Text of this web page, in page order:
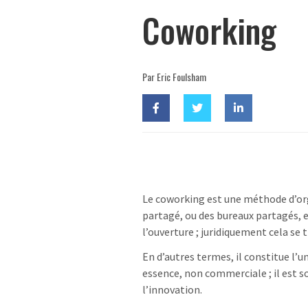
Coworking
Par Eric Foulsham
Le coworking est une méthode
partagé, ou des bureaux
l’ouverture ; juridiquement cela se
En d’autres termes, il constitue
essence, non commerciale ; il est
l’innovation.